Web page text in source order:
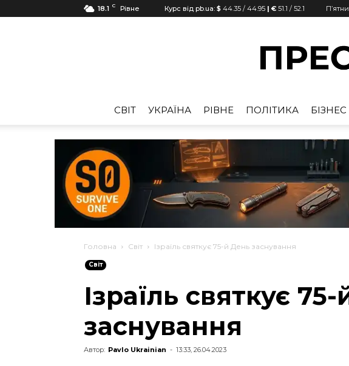
18.1 C Рівне Курс від pb.ua: $ 44.35 / 44.95 | € 51.1 / 52.1
CВІТ УКРАЇНА РІВНЕ ПОЛІТИКА БІЗНЕС
Головна Cвіт Ізраїль святкує 75-й День заснування
Cвіт
Ізраїль святкує
заснування
Автор: Pavlo Ukrainian - 13:33, 26.04.2023